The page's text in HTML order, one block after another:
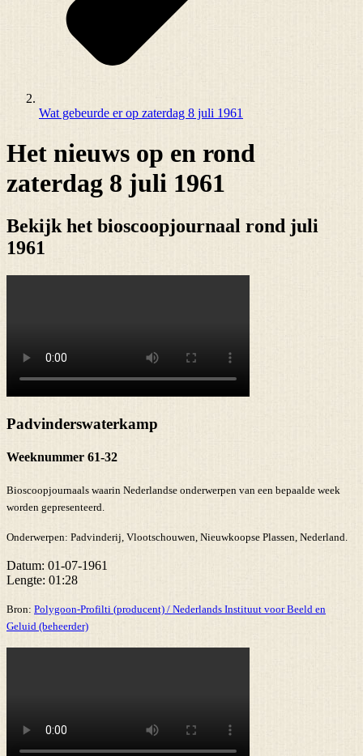
Wat gebeurde er op zaterdag 8 juli 1961
Het nieuws op en rond
zaterdag 8 juli 1961
Bekijk het bioscoopjournaal rond juli
1961
Padvinderswaterkamp
Weeknummer 61-32
Bioscoopjournaals waarin Nederlandse onderwerpen van een bepaalde week
worden gepresenteerd.
Onderwerpen: Padvinderij, Vlootschouwen, Nieuwkoopse Plassen, Nederland.
Datum: 01-07-1961
Lengte: 01:28
Bron: Polygoon-Profilti (producent) / Nederlands Instituut voor Beeld en
Geluid (beheerder)